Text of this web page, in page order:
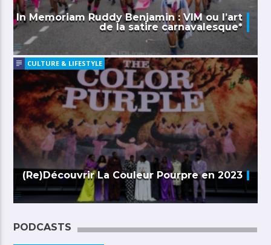
In Memoriam Ruddy Benjamin : VIM ou l’art
de la satire carnavalesque*
CULTURE & LIFESTYLE
(Re)Découvrir La Couleur Pourpre en 2023
PODCASTS